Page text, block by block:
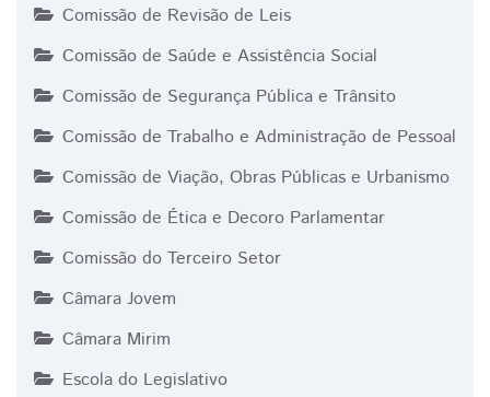
Comissão de Revisão de Leis
Comissão de Saúde e Assistência Social
Comissão de Segurança Pública e Trânsito
Comissão de Trabalho e Administração de Pessoal
Comissão de Viação, Obras Públicas e Urbanismo
Comissão de Ética e Decoro Parlamentar
Comissão do Terceiro Setor
Câmara Jovem
Câmara Mirim
Escola do Legislativo